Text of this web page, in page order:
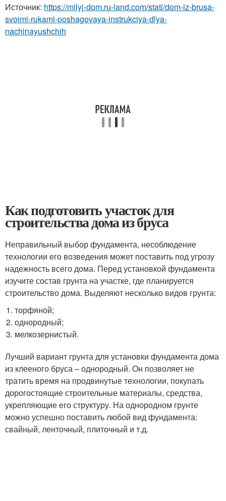
Источник: https://milyj-dom.ru-land.com/stati/dom-iz-brusa-
svoimi-rukami-poshagovaya-instrukciya-dlya-
nachinayushchih
Как подготовить участок для
строительства дома из бруса
Неправильный выбор фундамента, несоблюдение
технологии его возведения может поставить под угрозу
надежность всего дома. Перед установкой фундамента
изучите состав грунта на участке, где планируется
строительство дома. Выделяют несколько видов грунта:
торфяной;
однородный;
мелкозернистый.
Лучший вариант грунта для установки фундамента дома
из клееного бруса – однородный. Он позволяет не
тратить время на продвинутые технологии, покупать
дорогостоящие строительные материалы, средства,
укрепляющие его структуру. На однородном грунте
можно успешно поставить любой вид фундамента:
свайный, ленточный, плиточный и т.д.